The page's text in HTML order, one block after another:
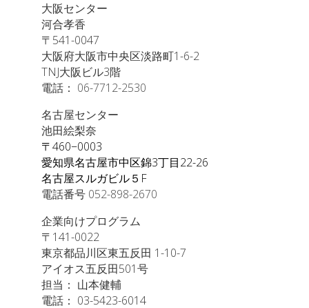
大阪センター
河合孝香
〒541-0047
大阪府大阪市中央区淡路町1-6-2
TNJ大阪ビル3階
電話： 06-7712-2530
名古屋センター
池田絵梨奈
〒460−0003
愛知県名古屋市中区錦3丁目22-26
名古屋スルガビル５ F
電話番号 052-898-2670
企業向けプログラム
〒141-0022
東京都品川区東五反田 1-10-7
アイオス五反田501号
担当： 山本健輔
電話： 03-5423-6014